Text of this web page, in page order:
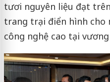
tươi nguyên liệu đạt
trang trại điển hình cho
công nghệ cao tại